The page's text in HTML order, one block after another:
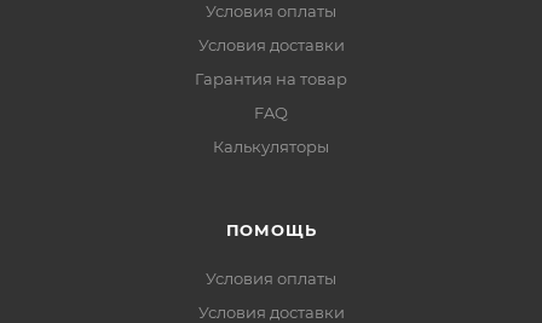
Условия оплаты
Условия доставки
Гарантия на товар
FAQ
Калькуляторы
ПОМОЩЬ
Условия оплаты
Условия доставки